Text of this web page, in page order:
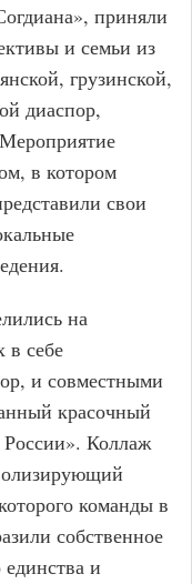
приняли
и семьи из
грузинской,
диаспор,
в котором
свои
на
в себе
и совместными
красочный
Коллаж
команды в
собственное
и